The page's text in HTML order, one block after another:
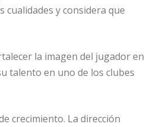
y considera que
la imagen del jugador en
talento en uno de los clubes
crecimiento. La dirección